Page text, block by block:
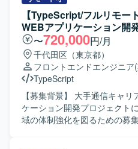
る人物像】 自ら課題を把握し
方を求めております。また、
粘り強く取り組み、周囲とコ
ら柔軟に対応いただける方が望ましいで
の魅力】 詳細設計からテスト
ができるため、WEBシステム
ことができます。既存システ
ドの読解力や改善提案力を高
【開発環境】 PHPおよび
開発環境上での作業となりま
【TypeScript/フルリモー
WEBアプリケーション開
〜720,000円/月
千代田区（東京都）
フロントエンドエンジニア
TypeScript
【募集背景】 大手通信キャ
ケーション開発プロジェクト
域の体制強化を図るための募集となりま